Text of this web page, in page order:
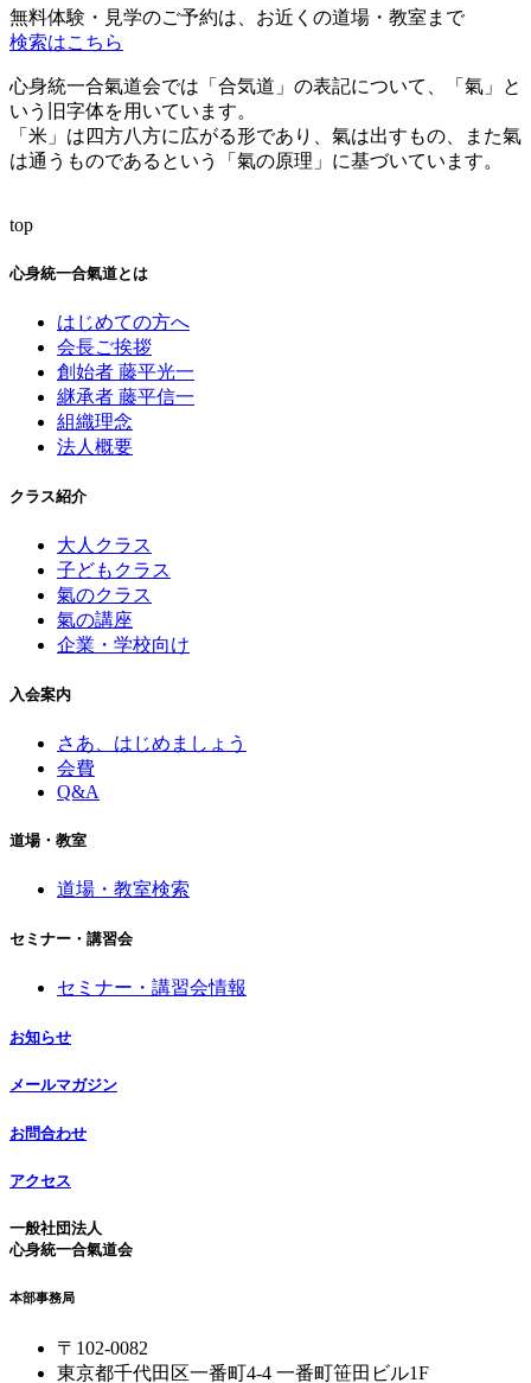
無料体験・見学のご予約は、お近くの道場・教室まで
検索はこちら
心身統一合氣道会では「合気道」の表記について、「氣」と
いう旧字体を用いています。
「米」は四方八方に広がる形であり、氣は出すもの、また氣
は通うものであるという「氣の原理」に基づいています。
top
心身統一合氣道とは
はじめての方へ
会長ご挨拶
創始者 藤平光一
継承者 藤平信一
組織理念
法人概要
クラス紹介
大人クラス
子どもクラス
氣のクラス
氣の講座
企業・学校向け
入会案内
さあ、はじめましょう
会費
Q&A
道場・教室
道場・教室検索
セミナー・講習会
セミナー・講習会情報
お知らせ
メールマガジン
お問合わせ
アクセス
一般社団法人
心身統一合氣道会
本部事務局
〒102-0082
東京都千代田区一番町4-4 一番町笹田ビル1F